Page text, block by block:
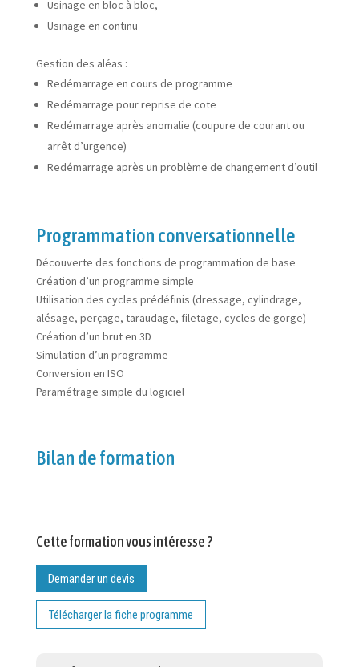
Usinage en bloc à bloc,
Usinage en continu
Gestion des aléas :
Redémarrage en cours de programme
Redémarrage pour reprise de cote
Redémarrage après anomalie (coupure de courant ou
arrêt d’urgence)
Redémarrage après un problème de changement d’outil
Programmation conversationnelle
Découverte des fonctions de programmation de base
Création d’un programme simple
Utilisation des cycles prédéfinis (dressage, cylindrage,
alésage, perçage, taraudage, filetage, cycles de gorge)
Création d’un brut en 3D
Simulation d’un programme
Conversion en ISO
Paramétrage simple du logiciel
Bilan de formation
Cette formation vous intéresse ?
Demander un devis
Télécharger la fiche programme